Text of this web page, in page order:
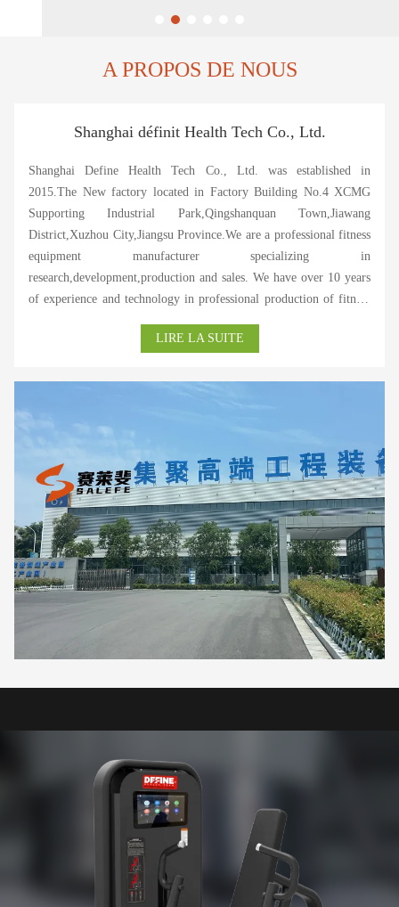
A PROPOS DE NOUS
Shanghai définit Health Tech Co., Ltd.
Shanghai Define Health Tech Co., Ltd. was established in
2015.The New factory located in Factory Building No.4 XCMG
Supporting Industrial Park,Qingshanquan Town,Jiawang
District,Xuzhou City,Jiangsu Province.We are a professional fitness
equipment manufacturer specializing in
research,development,production and sales. We have over 10 years
of experience and technology in professional production of fitness
are highly praised by customers at home and abroad. As a
in producing various types of commercial power equipment in the
household electric treadmills,various magnetic controlled exercise
bikes and dynamic bicycles,elliptical machines,rowing
machines,stair machines,fan cars,and various fitness accessories at
home and abroad. We have a strong production and research
team,more than 10 senior designers in the industry and professional
& technical personnel,two large laser equipment,three automatic
pipe benders,several robotic welding machines,automatic cutting
machines,and supporting spray assembly lines.We can provide
different types of plate and pipe products according to different
standards,materials,and surface treatments,and can also provide
customized and OEM parts according to drawings. Our products
are widely used in professional gyms,star hotels,small gyms,and
welcome your presence and guidance,and work together to create a
LIRE LA SUITE